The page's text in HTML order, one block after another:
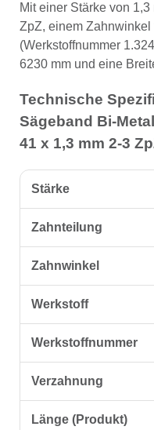
Mit einer Stärke von
ZpZ, einem Zahnwinkel
(Werkstoffnummer
6230 mm und eine
Technische
Sägeband Bi-
41 x 1,3 mm 2-3
Stärke
Zahnteilung
Zahnwinkel
Werkstoff
Werkstoffnummer
Verzahnung
Länge (Produkt)